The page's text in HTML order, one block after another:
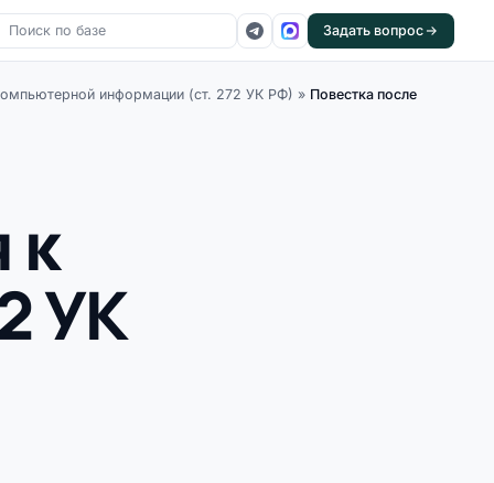
Задать вопрос
информации (ст. 272 УК РФ) » Повестка после
к
УК